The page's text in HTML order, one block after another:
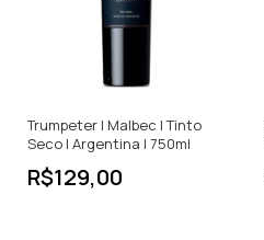
Trumpeter | Malbec | Tinto
Seco | Argentina | 750ml
R$129,00